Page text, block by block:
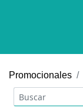
Promocionales